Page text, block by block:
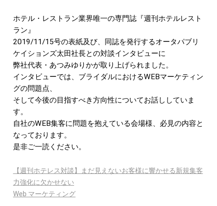
ホテル・レストラン業界唯一の専門誌『週刊ホテルレスト
ラン』
2019/11/15号の表紙及び、同誌を発行するオータパブリ
ケイションズ太田社長との対談インタビューに
弊社代表・あつみゆりかが取り上げられました。
インタビューでは、ブライダルにおけるWEBマーケティン
グの問題点、
そして今後の目指すべき方向性についてお話ししていま
す。
自社のWEB集客に問題を抱えている会場様、必見の内容と
なっております。
是非ご一読ください。
【週刊ホテレス対談】まだ見えないお客様に響かせる新規集客
力強化に欠かせない
Web マーケティング